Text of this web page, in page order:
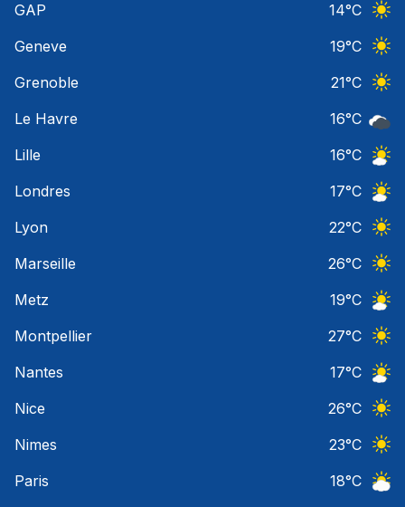
GAP
14°C
Geneve
19°C
Grenoble
21°C
Le Havre
16°C
Lille
16°C
Londres
17°C
Lyon
22°C
Marseille
26°C
Metz
19°C
Montpellier
27°C
Nantes
17°C
Nice
26°C
Nimes
23°C
Paris
18°C